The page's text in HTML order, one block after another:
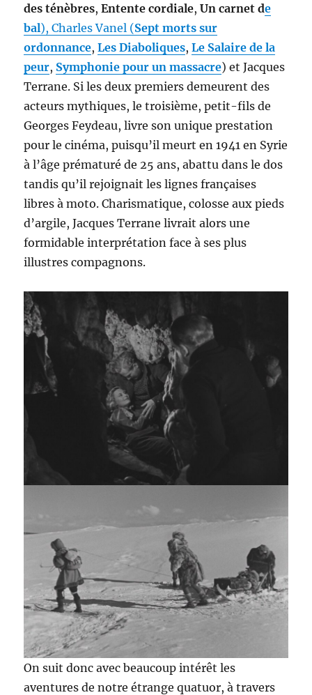
des ténèbres,Entente cordiale,Un carnet de
bal), Charles Vanel (Sept morts sur
ordonnance,Les Diaboliques,Le Salaire de la
peur, Symphonie pour un massacre) et Jacques
Terrane. Si les deux premiers demeurent des
acteurs mythiques, le troisième, petit-fils de
Georges Feydeau, livre son unique prestation
pour le cinéma, puisqu’il meurt en 1941 en Syrie
à l’âge prématuré de 25 ans, abattu dans le dos
tandis qu’il rejoignait les lignes françaises
libres à moto. Charismatique, colosse aux pieds
d’argile, Jacques Terrane livrait alors une
formidable interprétation face à ses plus
illustres compagnons.
On suit donc avec beaucoup intérêt les
aventures de notre étrange quatuor, à travers